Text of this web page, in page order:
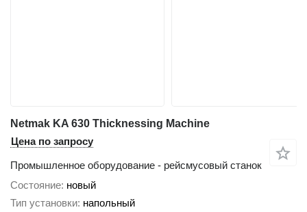
Netmak KA 630 Thicknessing Machine
Цена по запросу
Промышленное оборудование - рейсмусовый станок
Состояние новый
Тип установки напольный